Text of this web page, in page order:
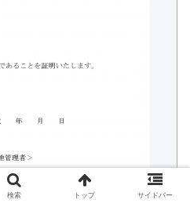
検索 トップ サイドバー